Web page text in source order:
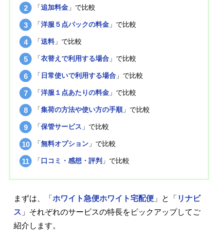
「追加料金 」で比較
「洋服５点パックの料金 」で比較
「送料」で比較
「衣替えで利用する場合 」で比較
「 日常使いで利用する場合 」で比較
「洋服１点あたりの料金 」で比較
「集荷の方法や使い方の手順 」で比較
「保管サービス 」で比較
「無料オプション 」で比較
「口コミ・感想・評判 」で比較
まずは、「 ホワイト急便ホワイト宅配便 」と「 リナビ
ス 」それぞれのサービスの特長をピックアップしてご
紹介します。